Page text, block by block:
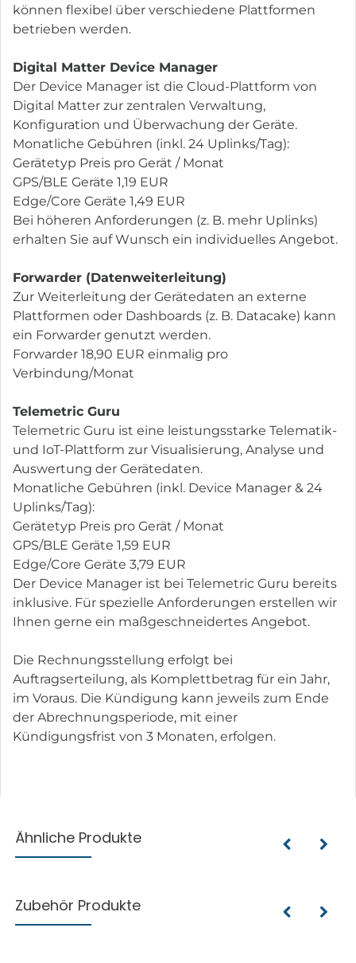
können flexibel über verschiedene Plattformen
betrieben werden.
Digital Matter Device Manager
Der Device Manager ist die Cloud-Plattform von
Digital Matter zur zentralen Verwaltung,
Konfiguration und Überwachung der Geräte.
Monatliche Gebühren (inkl. 24 Uplinks/Tag):
Gerätetyp Preis pro Gerät / Monat
GPS/BLE Geräte 1,19 EUR
Edge/Core Geräte 1,49 EUR
Bei höheren Anforderungen (z. B. mehr Uplinks)
erhalten Sie auf Wunsch ein individuelles Angebot.
Forwarder (Datenweiterleitung)
Zur Weiterleitung der Gerätedaten an externe
Plattformen oder Dashboards (z. B. Datacake) kann
ein Forwarder genutzt werden.
Forwarder 18,90 EUR einmalig pro
Verbindung/Monat
Telemetric Guru
Telemetric Guru ist eine leistungsstarke Telematik-
und IoT-Plattform zur Visualisierung, Analyse und
Auswertung der Gerätedaten.
Monatliche Gebühren (inkl. Device Manager & 24
Uplinks/Tag):
Gerätetyp Preis pro Gerät / Monat
GPS/BLE Geräte 1,59 EUR
Edge/Core Geräte 3,79 EUR
Der Device Manager ist bei Telemetric Guru bereits
inklusive. Für spezielle Anforderungen erstellen wir
Ihnen gerne ein maßgeschneidertes Angebot.
Die Rechnungsstellung erfolgt bei
Auftragserteilung, als Komplettbetrag für ein Jahr,
im Voraus. Die Kündigung kann jeweils zum Ende
der Abrechnungsperiode, mit einer
Kündigungsfrist von 3 Monaten, erfolgen.
Ähnliche Produkte
Zubehör Produkte